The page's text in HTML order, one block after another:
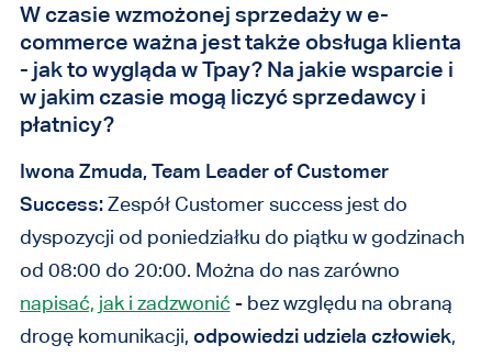
W czasie wzmożonej sprzedaży w e-
commerce ważna jest także obsługa klienta
- jak to wygląda w Tpay? Na jakie wsparcie i
w jakim czasie mogą liczyć sprzedawcy i
płatnicy?
Iwona Zmuda, Team Leader of Customer
Success:Zespół Customer success jest do
dyspozycji od poniedziałku do piątku w godzinach
od 08:00 do 20:00. Można do nas zarówno
napisać, jak i zadzwonić- bez względu na obraną
drogę komunikacji, odpowiedzi udziela człowiek,